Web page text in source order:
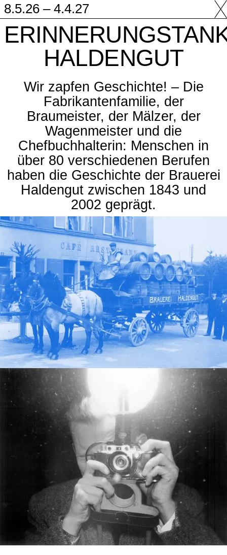
8.5.26 – 4.4.27
HALDENGUT
Wir zapfen Geschichte! – Die
Fabrikantenfamilie, der
Braumeister, der Mälzer, der
Wagenmeister und die
Chefbuchhalterin: Menschen in
über 80 verschiedenen Berufen
haben die Geschichte der Brauerei
Haldengut zwischen 1843 und
2002 geprägt.